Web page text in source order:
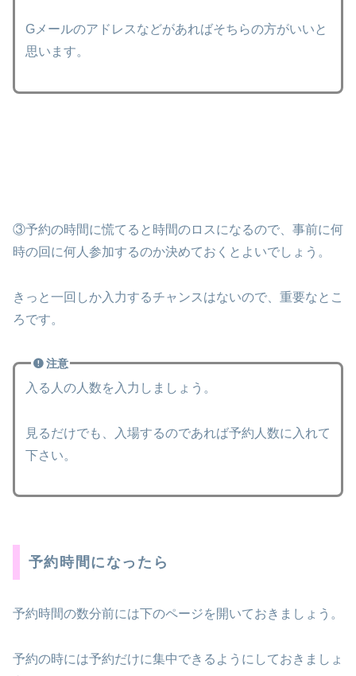
Gメールのアドレスなどがあればそちらの方がいいと
思います。
③予約の時間に慌てると時間のロスになるので、事前に何
時の回に何人参加するのか決めておくとよいでしょう。
きっと一回しか入力するチャンスはないので、重要なとこ
ろです。
注意
入る人の人数を入力しましょう。
見るだけでも、入場するのであれば予約人数に入れて
下さい。
予約時間になったら
予約時間の数分前には下のページを開いておきましょう。
予約の時には予約だけに集中できるようにしておきましょ